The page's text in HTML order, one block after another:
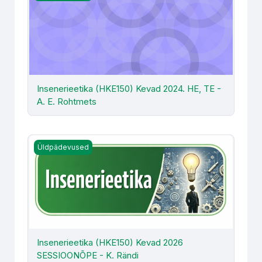
Insenerieetika (HKE150) Kevad 2024. HE, TE -
A. E. Rohtmets
Insenerieetika (HKE150) Kevad 2026 SESSIOONÕPE - K.
Üldpädevused
Insenerieetika (HKE150) Kevad 2026
SESSIOONÕPE - K. Rändi